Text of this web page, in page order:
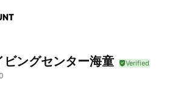
ビングセンター海童